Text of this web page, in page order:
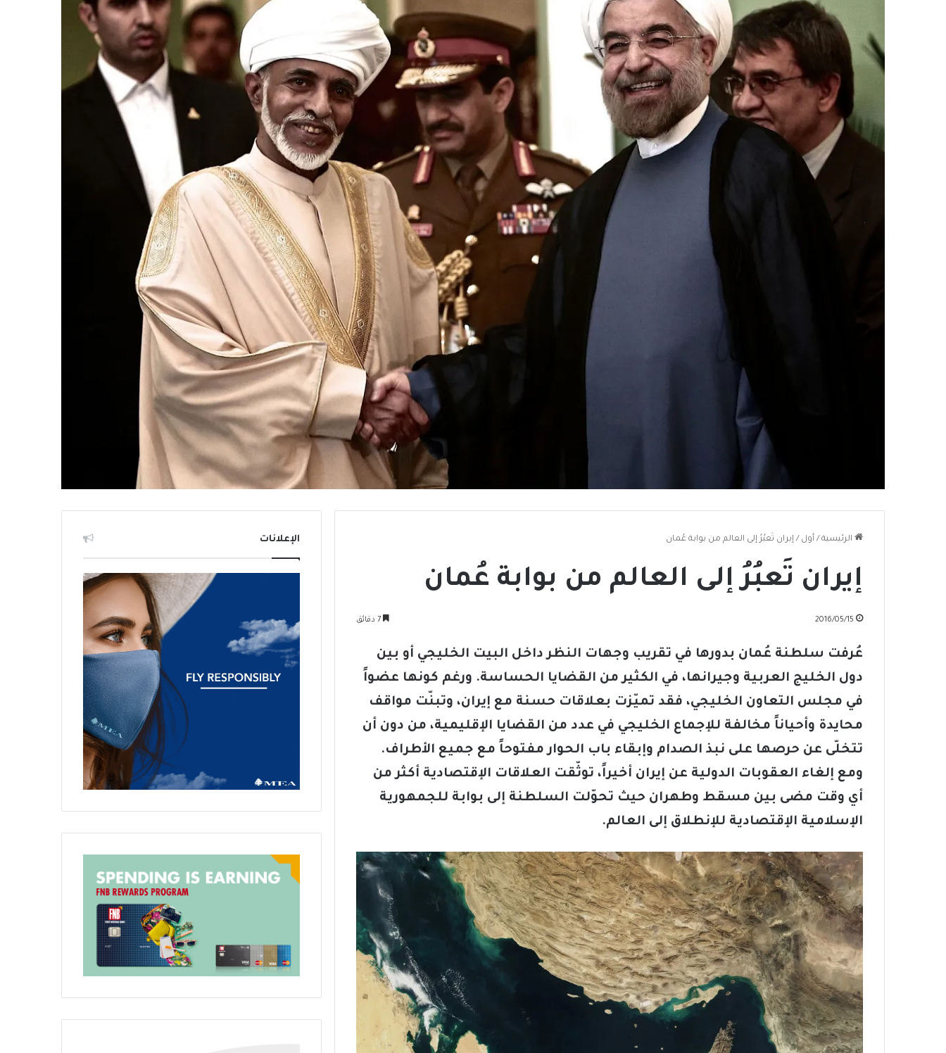
الرئيسية / أول / إيران تَعبُرُ إلى العالم من بوابة عُمان
إيران تَعبُرُ إلى العالم من بوابة عُمان
2016/05/15
عُرفت سلطنة عُمان بدورها في تقريب وجهات النظر داخل البيت الخليجي أو بين
دول الخليج العربية وجيرانها، في الكثير من القضايا الحساسة. ورغم كونها عضواً
في مجلس التعاون الخليجي، فقد تميّزت بعلاقات حسنة مع إيران، وتبنّت مواقف
محايدة وأحياناً مخالفة للإجماع الخليجي في عدد من القضايا الإقليمية، من دون أن
تتخلّى عن حرصها على نبذ الصدام وإبقاء باب الحوار مفتوحاً مع جميع الأطراف.
ومع إلغاء العقوبات الدولية عن إيران أخيراً، توثّقت العلاقات الإقتصادية أكثر من
أي وقت مضى بين مسقط وطهران حيث تحوّلت السلطنة إلى بوابة للجمهورية
الإسلامية الإقتصادية للإنطلاق إلى العالم.
الإعلانات